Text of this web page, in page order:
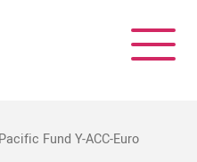
Fund Y-ACC-Euro